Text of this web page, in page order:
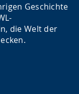
Geschichte
die Welt der